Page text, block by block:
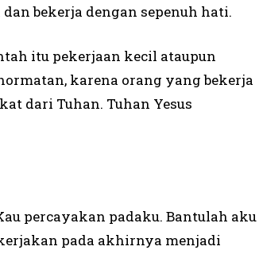
bekerja dengan sepenuh hati.
itu pekerjaan kecil ataupun
karena orang yang bekerja
dari Tuhan. Tuhan Yesus
percayakan padaku. Bantulah aku
pada akhirnya menjadi